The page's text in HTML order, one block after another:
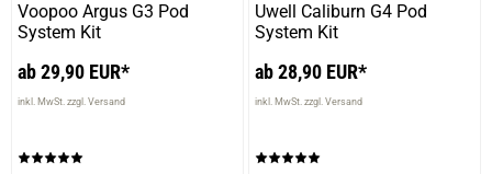
Voopoo Argus G3 Pod
System Kit
ab 29,90 EUR*
inkl. MwSt. zzgl. Versand
Uwell Caliburn G4 Pod
System Kit
ab 28,90 EUR*
inkl. MwSt. zzgl. Versand